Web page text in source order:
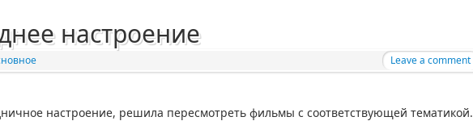
настроение
Leave a comment
настроение, решила пересмотреть фильмы с соответствующей тематикой.